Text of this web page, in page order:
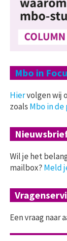
Mbo in
Hiervolgen wij
zoals Mbo in
Wil je het
mailbox? Meld
Een vraag naar